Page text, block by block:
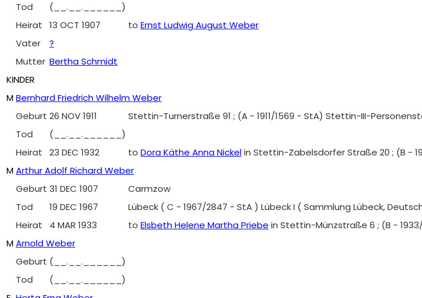
Tod
(__.__.______)
Heirat
13 OCT 1907 to Ernst Ludwig August Weber
Vater
?
Mutter Bertha Schmidt
KINDER
MBernhard Friedrich Wilhelm Weber
Geburt 26 NOV 1911
Stettin-Turnerstraße 91 ; (A - 1911/1569 - StA) Stettin-III-
Tod
(__.__.______)
Heirat
23 DEC 1932 to Dora Käthe Anna Nickelin Stettin-Zabelsdorfer Straße 20 ; (B -
MArthur Adolf Richard Weber
Geburt 31 DEC 1907
Carmzow
Tod
19 DEC 1967
Lübeck ( C - 1967/2847 - StA ) Lübeck I ( Sammlung Lübeck,
Heirat
4 MAR 1933 to Elsbeth Helene Martha Priebe in Stettin-Münzstraße 6 ; (B -
MArnold Weber
Geburt (__.__.______)
Tod
(__.__.______)